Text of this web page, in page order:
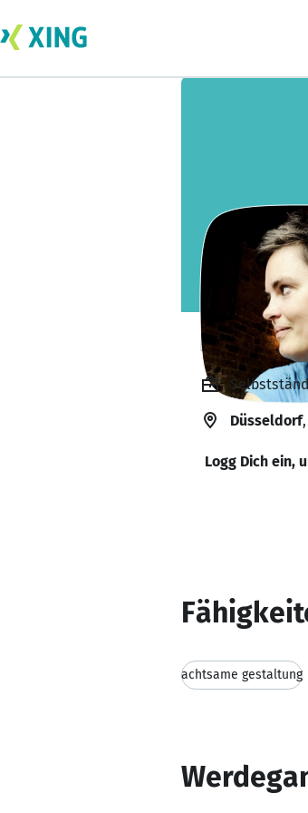
Britta
Düsseldorf
Logg Dich ein,
achtsame gestaltung